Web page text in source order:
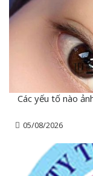
Các yếu tố nào
05/08/2026